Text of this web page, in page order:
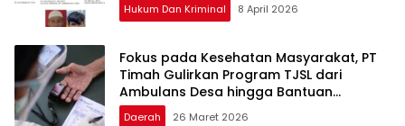
Hukum Dan Kriminal 8 April 2026
Fokus pada Kesehatan Masyarakat, PT
Timah Gulirkan Program TJSL dari
Ambulans Desa hingga Bantuan
Pengobatan
Daerah 26 Maret 2026